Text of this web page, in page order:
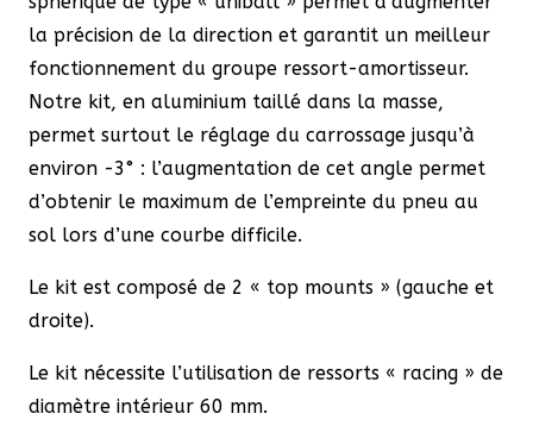
la précision de la direction et garantit un meilleur
fonctionnement du groupe ressort-amortisseur.
Notre kit, en aluminium taillé dans la masse,
permet surtout le réglage du carrossage jusqu’à
environ -3° : l’augmentation de cet angle permet
d’obtenir le maximum de l’empreinte du pneu au
sol lors d’une courbe difficile.
Le kit est composé de 2 « top mounts » (gauche et
droite).
Le kit nécessite l’utilisation de ressorts « racing » de
diamètre intérieur 60 mm.